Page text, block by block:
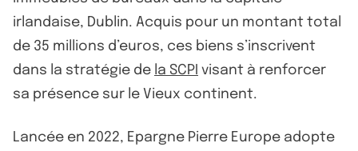
irlandaise, Dublin. Acquis pour un montant total
de 35 millions d’euros, ces biens s’inscrivent
dans la stratégie de la SCPI visant à renforcer
sa présence sur le Vieux continent.
Lancée en 2022, Epargne Pierre Europe adopte